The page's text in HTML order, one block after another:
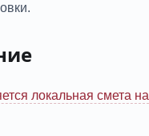
локальная смета на